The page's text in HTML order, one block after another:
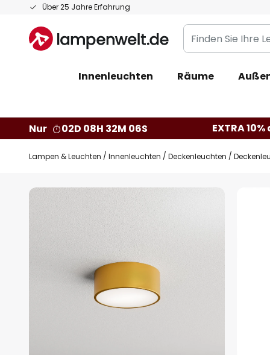
Über 25 Jahre Erfahrung
Zum
springen
Finden
Sie
Leuchte...
Innenleuchten Räume
Nur 02D 08H 32M 05S EXTRA
Lampen & Leuchten Innenleuchten Deckenleuchten
Zum
Ende
Bildgalerie
springen